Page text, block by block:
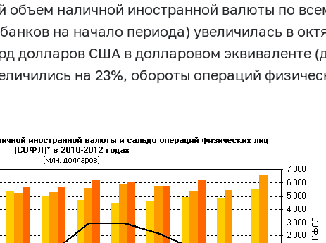
наличной иностранной валюты по
на начало периода) увеличилась в
долларов США в долларовом эквиваленте
на 23%, обороты операций